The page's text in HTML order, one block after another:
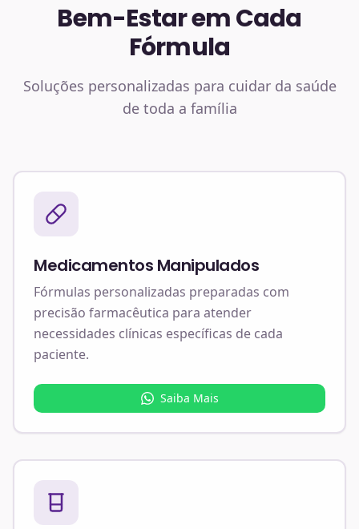
Bem-Estar em Cada
Fórmula
Soluções personalizadas para cuidar da saúde
de toda a família
Medicamentos Manipulados
Fórmulas personalizadas preparadas com
precisão farmacêutica para atender
necessidades clínicas específicas de cada
paciente.
Saiba Mais